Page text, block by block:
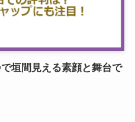
垣間見える素顔と舞台で